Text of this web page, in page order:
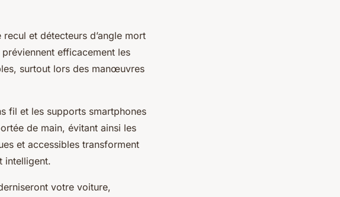
et détecteurs d’angle mort
efficacement les
surtout lors des manœuvres
fil et les supports smartphones
de main, évitant ainsi les
et accessibles transforment
intelligent.
votre voiture,